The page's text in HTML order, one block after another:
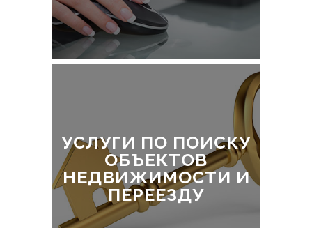
УСЛУГИ ПО ПОИСКУ
ОБЪЕКТОВ
НЕДВИЖИМОСТИ И
ПЕРЕЕЗДУ